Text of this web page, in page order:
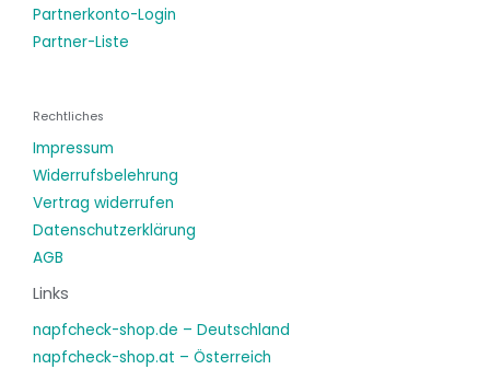
Partnerkonto-Login
Partner-Liste
Rechtliches
Impressum
Widerrufsbelehrung
Vertrag widerrufen
Datenschutzerklärung
AGB
Links
napfcheck-shop.de – Deutschland
napfcheck-shop.at – Österreich